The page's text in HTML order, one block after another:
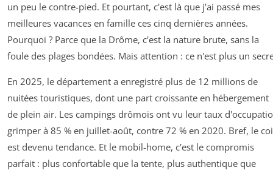
un peu le contre-pied. Et pourtant, c'est là que j'ai passé mes
meilleures vacances en famille ces cinq dernières années.
Pourquoi ? Parce que la Drôme, c'est la nature brute, sans la
foule des plages bondées. Mais attention : ce n'est plus un
En 2025, le département a enregistré plus de 12 millions de
nuitées touristiques, dont une part croissante en hébergement
de plein air. Les campings drômois ont vu leur taux
grimper à 85 % en juillet-août, contre 72 % en 2020. Bref, le
est devenu tendance. Et le mobil-home, c'est le compromis
parfait : plus confortable que la tente, plus authentique que